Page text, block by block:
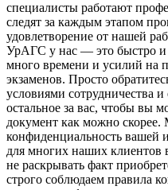
специалисты работают
следят за каждым этапом
удовлетворение от нашей
УрАГС у нас — это быстро и
много времени и усилий на
экзаменов. Просто
условиями сотрудничества
остальное за вас, чтобы вы
документ как можно
конфиденциальность
для многих наших клиентов
не раскрывать факт
строго соблюдаем правила